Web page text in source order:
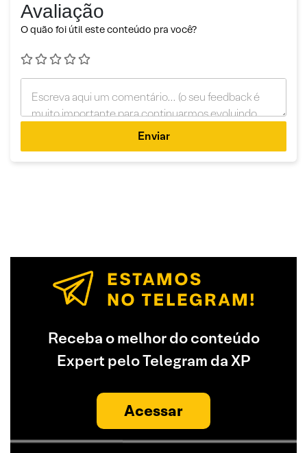
Avaliação
O quão foi útil este conteúdo pra você?
Enviar
Receba o melhor do conteúdo
Expert pelo Telegram da XP
Acessar